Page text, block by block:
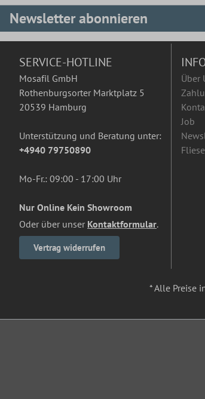
Newsletter abonnieren
SERVICE-HOTLINE
Mosafil GmbH
Rothenburgsorter Marktplatz 5
20539 Hamburg
Unterstützung und Beratung unter:
+4940 79750890
Mo-Fr.: 09:00 - 17:00 Uhr
Nur Online Kein Showroom
Oder über unser Kontaktformular.
Vertrag widerrufen
Über
Job
* Alle Preise